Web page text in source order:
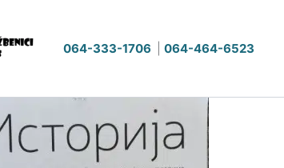
064-333-1706 064-464-6523